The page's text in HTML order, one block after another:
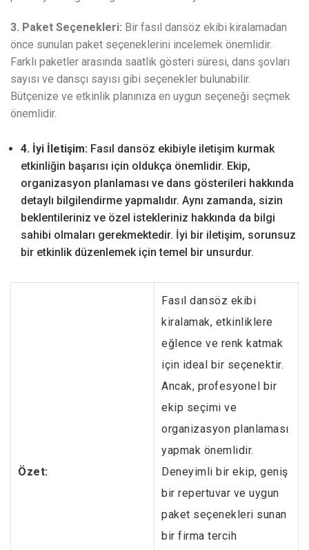
3. Paket Seçenekleri: Bir fasıl dansöz ekibi kiralamadan
önce sunulan paket seçeneklerini incelemek önemlidir.
Farklı paketler arasında saatlik gösteri süresi, dans şovları
sayısı ve dansçı sayısı gibi seçenekler bulunabilir.
Bütçenize ve etkinlik planınıza en uygun seçeneği seçmek
önemlidir.
4. İyi İletişim: Fasıl dansöz ekibiyle iletişim kurmak
etkinliğin başarısı için oldukça önemlidir. Ekip,
organizasyon planlaması ve dans gösterileri hakkında
detaylı bilgilendirme yapmalıdır. Aynı zamanda, sizin
beklentileriniz ve özel istekleriniz hakkında da bilgi
sahibi olmaları gerekmektedir. İyi bir iletişim, sorunsuz
bir etkinlik düzenlemek için temel bir unsurdur.
Özet:
Fasıl dansöz ekibi
kiralamak, etkinliklere
eğlence ve renk katmak
için ideal bir seçenektir.
Ancak, profesyonel bir
ekip seçimi ve
organizasyon planlaması
yapmak önemlidir.
Deneyimli bir ekip, geniş
bir repertuvar ve uygun
paket seçenekleri sunan
bir firma tercih